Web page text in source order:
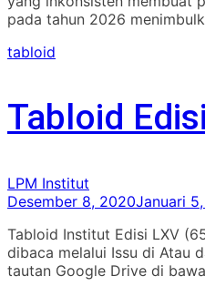
pada tahun 2026
tabloid
Tabloid
LPM Institut
Desember 8, 2020Januari
Tabloid Institut Edisi LXV
dibaca melalui Issu di Atau
tautan Google Drive di